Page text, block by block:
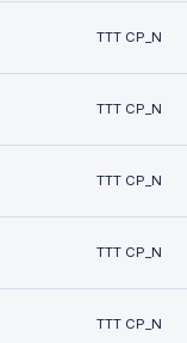
TTT CP_N
TTT CP_N
TTT CP_N
TTT CP_N
TTT CP_N